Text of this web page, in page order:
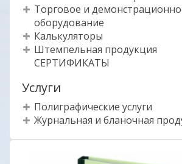
Торговое и
оборудование
Калькуляторы
Штемпельная продукция
СЕРТИФИКАТЫ
Услуги
Полиграфические услуги
Журнальная и бланочная